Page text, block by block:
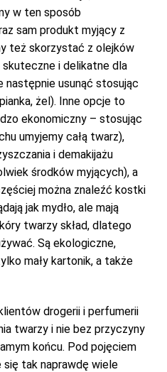
w ten sposób
sam produkt myjący z
też skorzystać z olejków
i delikatne dla
następnie usunąć stosując
żel). Inne opcje to
ekonomiczny – stosując
umyjemy całą twarz),
i demakijażu
środków myjących), a
można znaleźć kostki
jak mydło, ale mają
twarzy skład, dlatego
Są ekologiczne,
mały kartonik, a także
drogerii i perfumerii
twarzy i nie bez przyczyny
końcu. Pod pojęciem
tak naprawdę wiele